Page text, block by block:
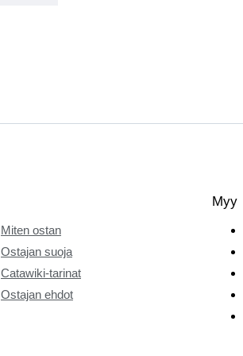
Miten ostan
Ostajan suoja
Catawiki-tarinat
Ostajan ehdot
Myy